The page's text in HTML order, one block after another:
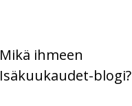
Mikä ihmeen
Isäkuukaudet-blogi?